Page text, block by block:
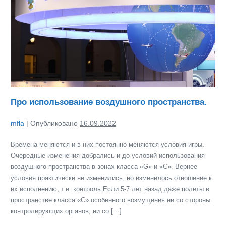
пространства.
Про использование воздушного пространства.
mfla | Опубликовано 16.09.2022
Времена меняются и в них постоянно меняются условия игры.
Очередные изменения добрались и до условий использования
воздушного пространства в зонах класса «G» и «С». Вернее
условия практически не изменились, но изменилось отношение к
их исполнению, т.е. контроль.Если 5-7 лет назад даже полеты в
пространстве класса «С» особенного возмущения ни со стороны
контролирующих органов, ни со […]